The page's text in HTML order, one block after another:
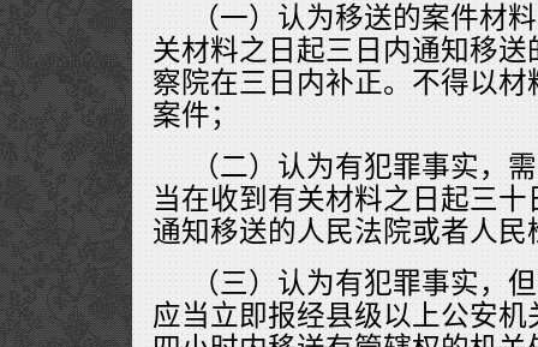
（一）认为移送的案件材
关材料之日起三日内通知移
察院在三日内补正。不得以
案件；
（二）认为有犯罪事实，
当在收到有关材料之日起三
通知移送的人民法院或者人民
（三）认为有犯罪事实，
应当立即报经县级以上公安